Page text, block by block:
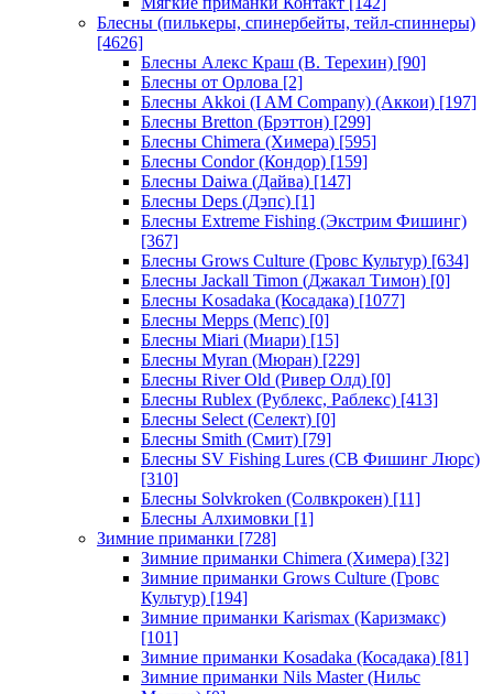
Блесны (пилькеры, спинербейты, тейл-спиннеры)
[4626]
Блесны Алекс Краш (В. Терехин) [90]
Блесны от Орлова [2]
Блесны Akkoi (I AM Company) (Аккои) [197]
Блесны Bretton (Брэттон) [299]
Блесны Chimera (Химера) [595]
Блесны Condor (Кондор) [159]
Блесны Daiwa (Дайва) [147]
Блесны Deps (Дэпс) [1]
Блесны Extreme Fishing (Экстрим Фишинг)
[367]
Блесны Grows Culture (Гровс Культур) [634]
Блесны Jackall Timon (Джакал Тимон) [0]
Блесны Kosadaka (Косадака) [1077]
Блесны Mepps (Мепс) [0]
Блесны Miari (Миари) [15]
Блесны Myran (Мюран) [229]
Блесны River Old (Ривер Олд) [0]
Блесны Rublex (Рублекс, Раблекс) [413]
Блесны Select (Селект) [0]
Блесны Smith (Смит) [79]
Блесны SV Fishing Lures (СВ Фишинг Люрс)
[310]
Блесны Solvkroken (Солвкрокен) [11]
Блесны Алхимовки [1]
Зимние приманки [728]
Зимние приманки Chimera (Химера) [32]
Зимние приманки Grows Culture (Гровс
Культур) [194]
Зимние приманки Karismax (Каризмакс)
[101]
Зимние приманки Kosadaka (Косадака) [81]
Зимние приманки Nils Master (Нильс